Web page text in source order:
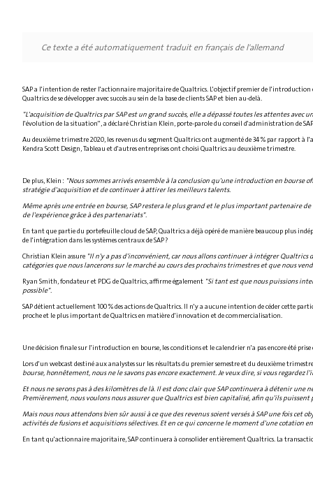
Ce texte a été automatiquement traduit en français de l'allemand
SAP a l'intention de rester l'actionnaire majoritaire de Qualtrics. L'objectif premier de l'introduction
Qualtrics de se développer avec succès au sein de la base de clients SAP et bien au-delà.
"L'acquisition de Qualtrics par SAP est un grand succès, elle a dépassé toutes les attentes
l'évolution de la situation", a déclaré Christian Klein, porte-parole du conseil d'administration de
Au deuxième trimestre 2020, les revenus du segment Qualtrics ont augmenté de 34 % par rapport à
Kendra Scott Design, Tableau et d'autres entreprises ont choisi Qualtrics au deuxième trimestre.
De plus, Klein : "Nous sommes arrivés ensemble à la conclusion qu'une introduction en bourse
stratégie d'acquisition et de continuer à attirer les meilleurs talents.
Même après une entrée en bourse, SAP restera le plus grand et le plus important partenaire
de l'expérience grâce à des partenariats".
En tant que partie du portefeuille cloud de SAP, Qualtrics a déjà opéré de manière beaucoup plus
de l'intégration dans les systèmes centraux de SAP ?
Christian Klein assure "Il n'y a pas d'inconvénient, car nous allons continuer à intégrer
catégories que nous lancerons sur le marché au cours des prochains trimestres et que nous
Ryan Smith, fondateur et PDG de Qualtrics, affirme également "Si tant est que nous puissions
possible".
SAP détient actuellement 100 % des actions de Qualtrics. Il n'y a aucune intention de céder cette
proche et le plus important de Qualtrics en matière d'innovation et de commercialisation.
Une décision finale sur l'introduction en bourse, les conditions et le calendrier n'a pas encore été
Lors d'un webcast destiné aux analystes sur les résultats du premier semestre et du deuxième
bourse, honnêtement, nous ne le savons pas encore exactement. Je veux dire, si vous
Et nous ne serons pas à des kilomètres de là. Il est donc clair que SAP continuera à détenir
Premièrement, nous voulons nous assurer que Qualtrics est bien capitalisé, afin qu'ils
Mais nous nous attendons bien sûr aussi à ce que des revenus soient versés à SAP une fois
activités de fusions et acquisitions sélectives. Et en ce qui concerne le moment d'une cotation
En tant qu'actionnaire majoritaire, SAP continuera à consolider entièrement Qualtrics. La